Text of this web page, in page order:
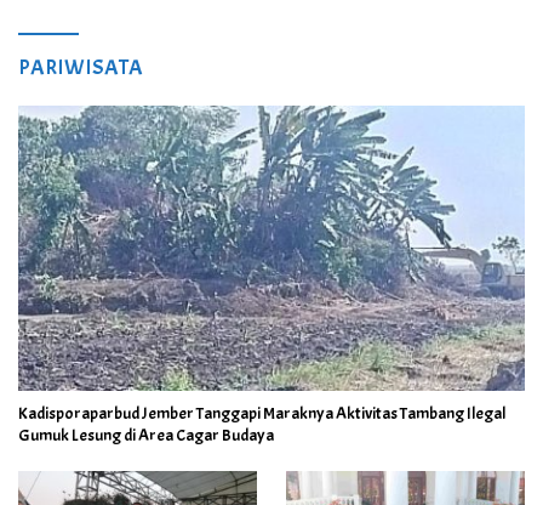
PARIWISATA
Kadisporaparbud Jember Tanggapi Maraknya Aktivitas Tambang Ilegal
Gumuk Lesung di Area Cagar Budaya